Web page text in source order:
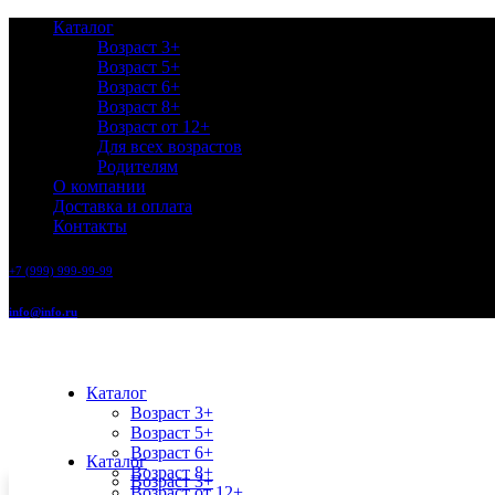
Каталог
Возраст 3+
Возраст 5+
Возраст 6+
Возраст 8+
Возраст от 12+
Для всех возрастов
Родителям
О компании
Доставка и оплата
Контакты
+7 (999) 999-99-99
info@info.ru
Каталог
Возраст 3+
Возраст 5+
Возраст 6+
Возраст 8+
Каталог
Возраст 3+